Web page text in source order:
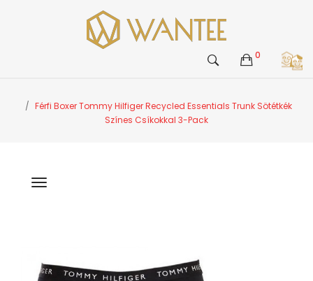
0
Férfi Boxer Tommy Hilfiger Recycled Essentials Trunk Sötétkék
Színes Csíkokkal 3-Pack